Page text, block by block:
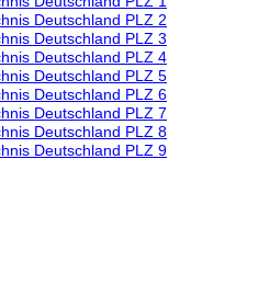
Deutschland PLZ 2
Deutschland PLZ 3
Deutschland PLZ 4
Deutschland PLZ 5
Deutschland PLZ 6
Deutschland PLZ 7
Deutschland PLZ 8
Deutschland PLZ 9